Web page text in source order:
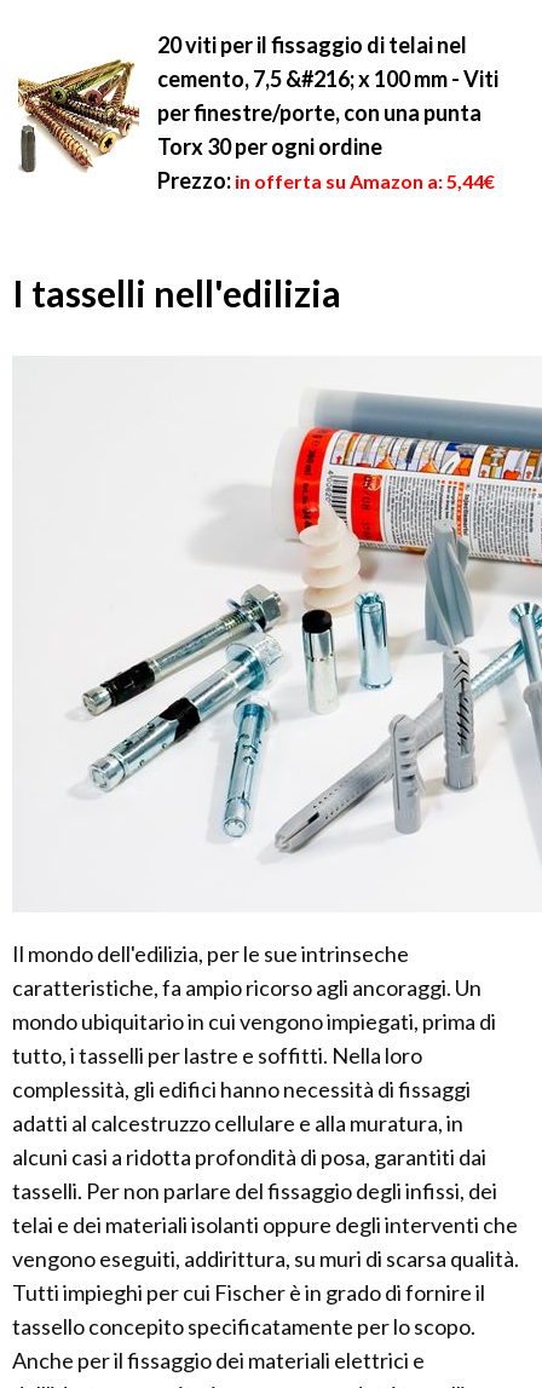
20 viti per il fissaggio di telai nel
cemento, 7,5 &#216; x 100 mm - Viti
per finestre/porte, con una punta
Torx 30 per ogni ordine
Prezzo: in offerta su Amazon a: 5,44€
I tasselli nell'edilizia
Il mondo dell'edilizia, per le sue intrinseche
caratteristiche, fa ampio ricorso agli ancoraggi. Un
mondo ubiquitario in cui vengono impiegati, prima di
tutto, i tasselli per lastre e soffitti. Nella loro
complessità, gli edifici hanno necessità di fissaggi
adatti al calcestruzzo cellulare e alla muratura, in
alcuni casi a ridotta profondità di posa, garantiti dai
tasselli. Per non parlare del fissaggio degli infissi, dei
telai e dei materiali isolanti oppure degli interventi che
vengono eseguiti, addirittura, su muri di scarsa qualità.
Tutti impieghi per cui Fischer è in grado di fornire il
tassello concepito specificatamente per lo scopo.
Anche per il fissaggio dei materiali elettrici e